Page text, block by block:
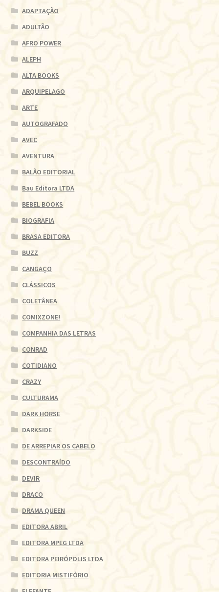
ADAPTAÇÃO
ADULTÃO
AFRO POWER
ALEPH
ALTA BOOKS
ARQUIPELAGO
ARTE
AUTOGRAFADO
AVEC
AVENTURA
BALÃO EDITORIAL
Bau Editora LTDA
BEBEL BOOKS
BIOGRAFIA
BRASA EDITORA
BUZZ
CANGAÇO
CLÁSSICOS
COLETÂNEA
COMIXZONE!
COMPANHIA DAS LETRAS
CONRAD
COTIDIANO
CRAZY
CULTURAMA
DARK HORSE
DARKSIDE
DE ARREPIAR OS CABELO
DESCONTRAÍDO
DEVIR
DRACO
DRAMA QUEEN
EDITORA ABRIL
EDITORA MPEG LTDA
EDITORA PEIRÓPOLIS LTDA
EDITORIA MISTIFÓRIO